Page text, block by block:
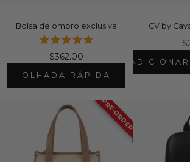
Bolsa de ombro exclusiva
$362.00
OLHADA RÁPIDA
CV by
PRE-ORDER